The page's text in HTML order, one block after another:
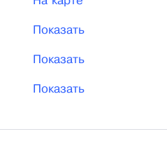
Показать
Показать
Показать